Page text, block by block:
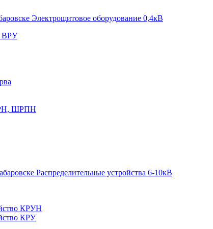
Электрощитовое оборудование 0,4кВ
ВРУ
ШРПН
Распределительные устройства 6-10кВ
КРУН
КРУ